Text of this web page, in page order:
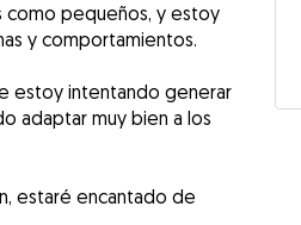
pequeños, y estoy
y comportamientos.
estoy intentando generar
adaptar muy bien a los
estaré encantado de